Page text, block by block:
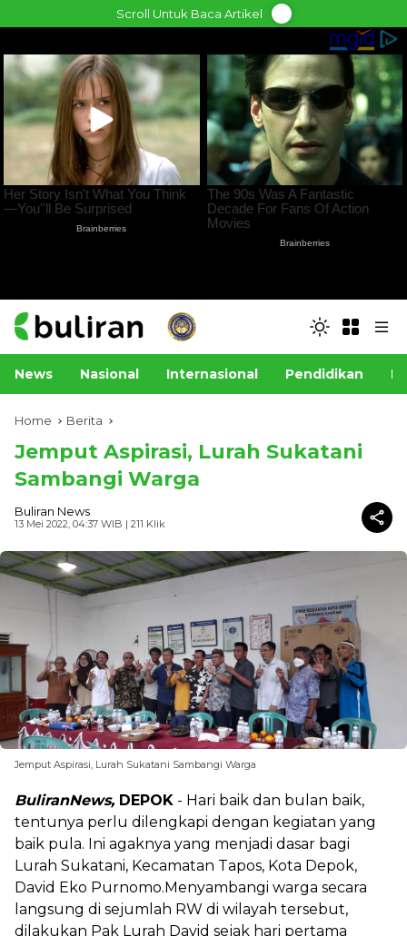
to
Scroll Untuk Baca Artikel
News Nasional Internasional Pendidikan
Home Berita
Jemput Aspirasi, Lurah Sukatani
Sambangi Warga
Buliran News
13 Mei 2022, 04:37 WIB | 211 Klik
Jemput Aspirasi, Lurah Sukatani Sambangi Warga
BuliranNews, DEPOK - Hari baik dan bulan baik,
tentunya perlu dilengkapi dengan kegiatan yang
baik pula. Ini agaknya yang menjadi dasar bagi
Lurah Sukatani, Kecamatan Tapos, Kota Depok,
David Eko Purnomo.Menyambangi warga secara
langsung di sejumlah RW di wilayah tersebut,
dilakukan Pak Lurah David sejak hari pertama